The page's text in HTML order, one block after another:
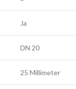
Ja
DN 20
25 Millimeter